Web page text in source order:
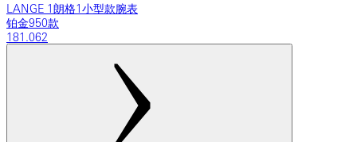
LANGE 1朗格1小型款腕表
铂金950款
181.062